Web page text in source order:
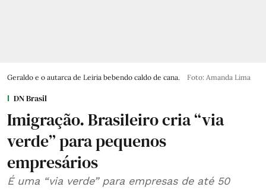
Geraldo e o autarca de Leiria bebendo caldo de cana. Foto: Amanda Lima
DN Brasil
Imigração. Brasileiro cria “via
verde” para pequenos
empresários
É uma “via verde” para empresas de até 50